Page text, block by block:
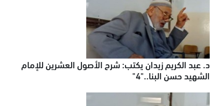
د. عبد الكريم زيدان يكتب: شرح الأصول العشرين للإمام
الشهيد حسن البنا.."4"